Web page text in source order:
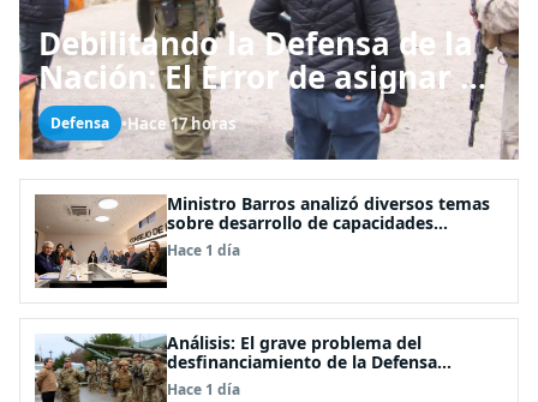
Debilitando la Defensa de la
Nación: El Error de asignar a
las FFAA labores policiales
Defensa •Hace 17 horas
Ministro Barros analizó diversos temas
sobre desarrollo de capacidades
estratégicas en sesión del Consejo de
Política Espacial
Hace 1 día
Análisis: El grave problema del
desfinanciamiento de la Defensa
Nacional
Hace 1 día